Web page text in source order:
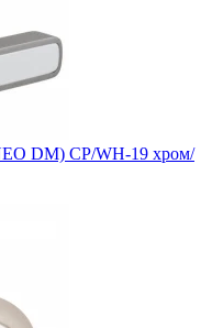
DM) CP/WH-19 хром/